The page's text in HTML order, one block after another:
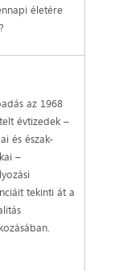
életére
az 1968
évtizedek –
és észak-
–
tekinti át a